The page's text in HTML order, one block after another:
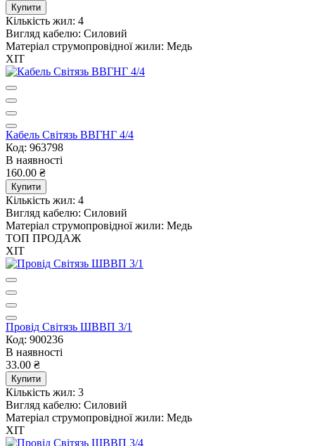
Купити
Кількість жил: 4
Вигляд кабелю: Силовий
Матеріал струмопровідної жили: Медь
ХІТ
Кабель Світязь ВВГНГ 4/4
Код: 963798
В наявності
160.00 ₴
Купити
Кількість жил: 4
Вигляд кабелю: Силовий
Матеріал струмопровідної жили: Медь
ТОП ПРОДАЖ
ХІТ
Провід Світязь ШВВП 3/1
Код: 900236
В наявності
33.00 ₴
Купити
Кількість жил: 3
Вигляд кабелю: Силовий
Матеріал струмопровідної жили: Медь
ХІТ